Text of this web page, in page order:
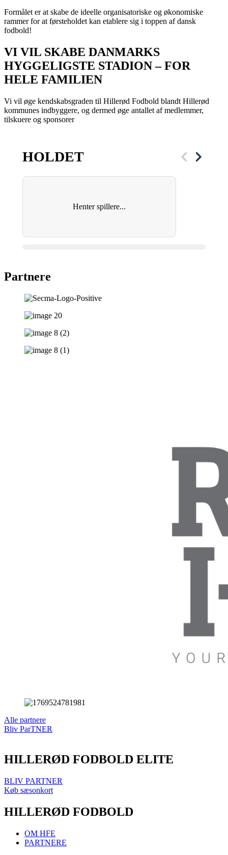
Formålet er at skabe de ideelle organisatoriske og økonomiske
rammer for at førsteholdet kan etablere sig i toppen af dansk
fodbold!
VI VIL SKABE DANMARKS
HYGGELIGSTE STADION – FOR
HELE FAMILIEN
Vi vil øge kendskabsgraden til Hillerød Fodbold blandt Hillerød
kommunes indbyggere, og dermed øge antallet af medlemmer,
tilskuere og sponsorer
HOLDET
Henter spillere...
Partnere
Alle partnere
Bliv ParTNER
HILLERØD FODBOLD ELITE
BLIV PARTNER
Køb sæsonkort
HILLERØD FODBOLD
OM HFE
PARTNERE